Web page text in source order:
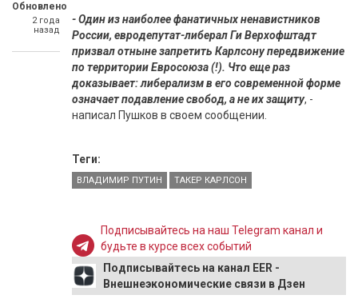
Обновлено
2 года
назад
- Один из наиболее фанатичных ненавистников
России, евродепутат-либерал Ги Верхофштадт
призвал отныне запретить Карлсону передвижение
по территории Евросоюза (!). Что еще раз
доказывает: либерализм в его современной форме
означает подавление свобод, а не их защиту, -
написал Пушков в своем сообщении.
Теги:
ВЛАДИМИР ПУТИН ТАКЕР КАРЛСОН
Подписывайтесь на наш Telegram канал и
будьте в курсе всех событий
Подписывайтесь на канал EER -
Внешнеэкономические связи в Дзен